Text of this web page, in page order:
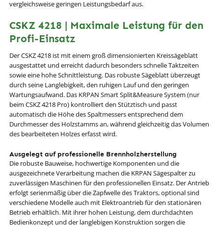
vergleichsweise geringen Leistungsbedarf aus.
CSKZ 4218 | Maximale Leistung für den
Profi-Einsatz
Der CSKZ 4218 ist mit einem groß dimensionierten Kreissägeblatt
ausgestattet und erreicht dadurch besonders schnelle Taktzeiten
sowie eine hohe Schnittleistung. Das robuste Sägeblatt überzeugt
durch seine Langlebigkeit, den ruhigen Lauf und den geringen
Wartungsaufwand. Das KRPAN Smart Split&Measure System (nur
beim CSKZ 4218 Pro) kontrolliert den Stütztisch und passt
automatisch die Höhe des Spaltmessers entsprechend dem
Durchmesser des Holzstamms an, während gleichzeitig das Volumen
des bearbeiteten Holzes erfasst wird.
Ausgelegt auf professionelle Brennholzherstellung
Die robuste Bauweise, hochwertige Komponenten und die
ausgezeichnete Verarbeitung machen die KRPAN Sägespalter zu
zuverlässigen Maschinen für den professionellen Einsatz. Der Antrieb
erfolgt serienmäßig über die Zapfwelle des Traktors, optional sind
verschiedene Modelle auch mit Elektroantrieb für den stationären
Betrieb erhältlich. Mit ihrer hohen Leistung, dem durchdachten
Bedienkonzept und der langlebigen Konstruktion sorgen die